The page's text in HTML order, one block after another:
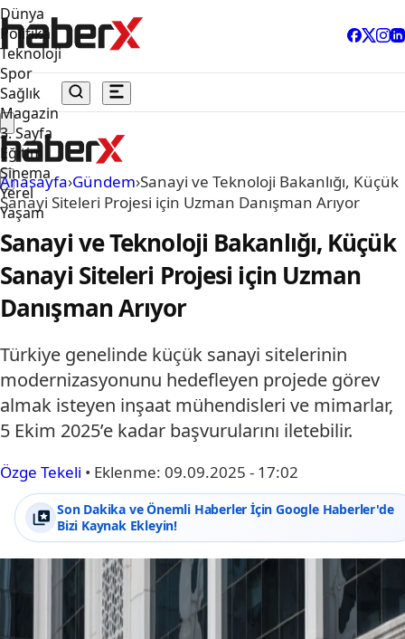
Dünya
Politika
Teknoloji
Spor
Sağlık
Magazin
3. Sayfa
Eğitim
Sinema
Yerel
Yaşam
Anasayfa›Gündem›Sanayi ve Teknoloji Bakanlığı, Küçük
Sanayi Siteleri Projesi için Uzman Danışman Arıyor
Sanayi ve Teknoloji Bakanlığı, Küçük
Sanayi Siteleri Projesi için Uzman
Danışman Arıyor
Türkiye genelinde küçük sanayi sitelerinin
modernizasyonunu hedefleyen projede görev
almak isteyen inşaat mühendisleri ve mimarlar,
5 Ekim 2025’e kadar başvurularını iletebilir.
Özge Tekeli • Eklenme: 09.09.2025 - 17:02
Son Dakika ve Önemli Haberler İçin Google Haberler'de
Bizi Kaynak Ekleyin!